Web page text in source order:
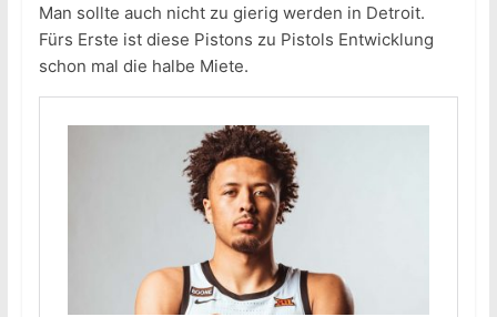
Man sollte auch nicht zu gierig werden in Detroit.
Fürs Erste ist diese Pistons zu Pistols Entwicklung
schon mal die halbe Miete.